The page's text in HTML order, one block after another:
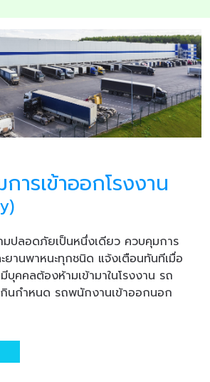
ารเข้าออกโรงงาน
มปลอดภัยเป็นหนึ่งเดียว ควบคุมการ
ยานพาหนะทุกชนิด แจ้งเตือนทันทีเมื่อ
คคลต้องห้ามเข้ามาในโรงงาน รถ
นกำหนด รถพนักงานเข้าออกนอก